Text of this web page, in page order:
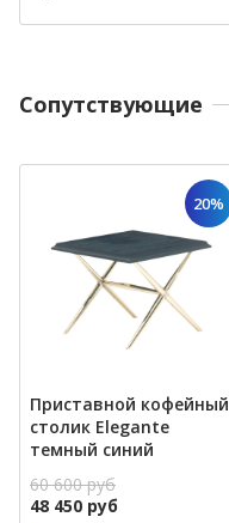
Cопутствующие
20%
Приставной кофейный
столик Elegante
темный синий
60 600 руб
48 450 руб